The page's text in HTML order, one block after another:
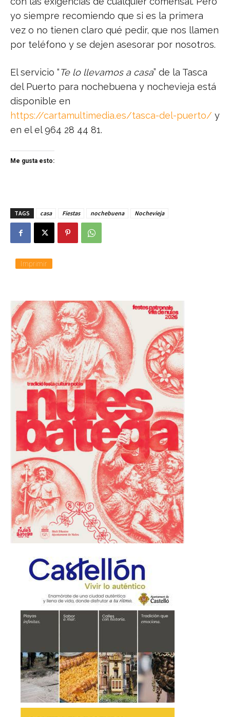
yo siempre recomiendo que si es la primera
vez o no tienen claro qué pedir, que nos llamen
por teléfono y se dejen asesorar por nosotros.
El servicio “Te lo llevamos a casa” de la Tasca
del Puerto para nochebuena y nochevieja está
disponible en
https://cartamultimedia.es/tasca-del-puerto/ y
en el el 964 28 44 81.
Me gusta esto:
TAGS casa Fiestas nochebuena Nochevieja
Imprimir